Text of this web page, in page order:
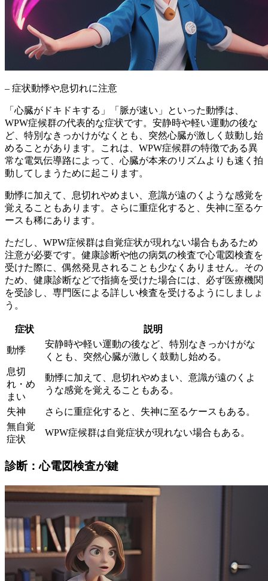
– 症状動悸や息切れに注意
「心臓がドキドキする」「脈が速い」といった動悸は、
WPW症候群の代表的な症状です。安静時や軽い運動の後な
ど、 特別なきっかけがなくとも、突然心臓が激しく鼓動し始
める ことがあります。これは、WPW症候群の特徴である異
常な電気伝導路によって、心臓が本来のリズムよりも速く拍
動してしまうために起こります。
動悸に加えて、息切れやめまい、意識が遠のくような感覚を
覚えることもあります。さらに重症化すると、失神に至るケ
ースも稀にあります。
ただし、 WPW症候群は自覚症状が現れない場合もあるため
注意が必要です。健康診断や他の病気の検査で心電図検査を
受けた際に、偶然発見されることも少なくありません。その
ため、健康診断などで指摘を受けた場合には、必ず医療機関
を受診し、専門医による詳しい検査を受けるようにしましょ
う。
症状 説明
動悸
安静時や軽い運動の後など、特別なきっかけがな
くとも、突然心臓が激しく鼓動し始める。
息切
れ・め
まい
動悸に加えて、息切れやめまい、意識が遠のくよ
うな感覚を覚えることもある。
失神
さらに重症化すると、失神に至るケースもある。
無自覚
症状
WPW症候群は自覚症状が現れない場合もある。
診断：心電図検査が鍵